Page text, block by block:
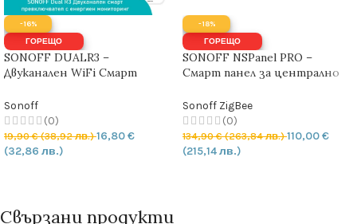
-16%
ГОРЕЩО
SONOFF DUALR3 –
Двуканален WiFi Смарт
Мощността 15А | 3300W
Sonoff
(0)
19,90€(38,92 лв.)16,80€
(32,86 лв.)
-18%
ГОРЕЩО
SONOFF NSPanel PRO –
Смарт панел за централно
Sonoff ZigBee
(0)
134,90€(263,84 лв.)110,00€
(215,14 лв.)
Свързани продукти